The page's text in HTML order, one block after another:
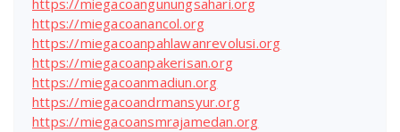
https://miegacoangunungsahari.org
https://miegacoanancol.org
https://miegacoanpahlawanrevolusi.org
https://miegacoanpakerisan.org
https://miegacoanmadiun.org
https://miegacoandrmansyur.org
https://miegacoansmrajamedan.org